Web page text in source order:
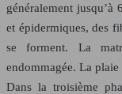
généralement jusqu’à
et épidermiques, des
se forment. La
endommagée. La
Dans la troisième